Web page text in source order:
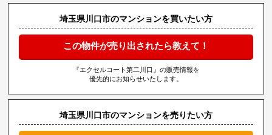
埼玉県川口市のマンションを買いたい方
この物件が売り出されたら教えて！
『エクセルコート第二川口』の販売情報を
優先的にお知らせいたします。
埼玉県川口市のマンションを売りたい方